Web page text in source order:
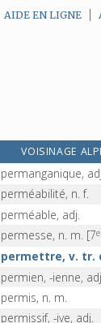
AIDE EN LIGNE
VOISINAGE
permanganate, n.
permanganique,
perméabilité, n. f.
perméable, adj.
permesse, n. m. [7e
permettre, v. tr.
permien, -ienne, adj.
permis, n. m.
permissif, -ive, adj.